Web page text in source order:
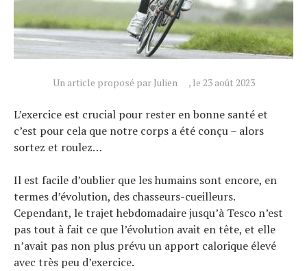
Un article proposé par Julien , le 23 août 2023
L’exercice est crucial pour rester en bonne santé et
c’est pour cela que notre corps a été conçu – alors
sortez et roulez…
Il est facile d’oublier que les humains sont encore, en
termes d’évolution, des chasseurs-cueilleurs.
Cependant, le trajet hebdomadaire jusqu’à Tesco n’est
pas tout à fait ce que l’évolution avait en tête, et elle
n’avait pas non plus prévu un apport calorique élevé
avec très peu d’exercice.